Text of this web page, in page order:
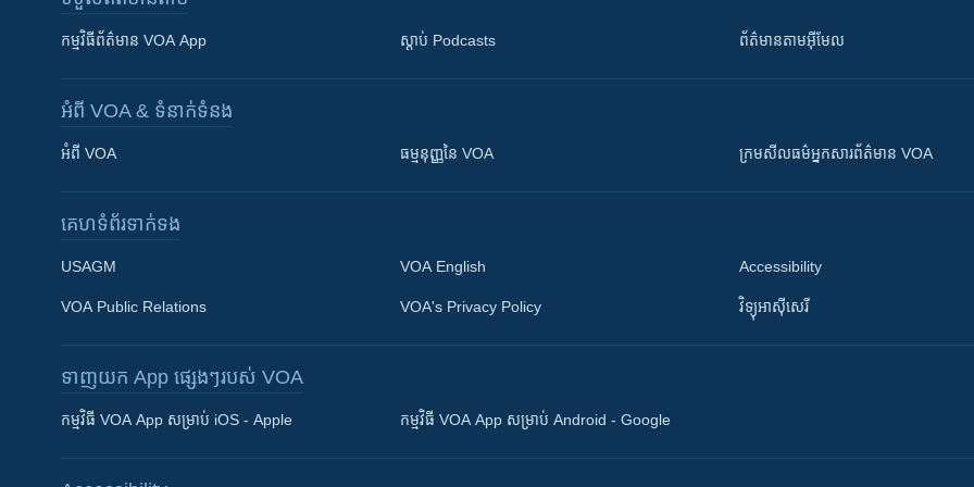
Khmer English
កម្មវិធី​ព័ត៌មាន VOA App ស្តាប់ Podcasts ព័ត៌មាន​តាម​អ៊ីមែល
អំពី​ VOA & ទំនាក់ទំនង
អំពី​ VOA ធម្មនុញ្ញ​នៃ VOA ក្រម​​​សីលធម៌​​​អ្នក​​​សារព័ត៌មាន VOA
គេហទំព័រ​​ទាក់ទង
USAGM
VOA Public Relations
VOA English
VOA's Privacy Policy
Accessibility
វិទ្យុ​អាស៊ី​សេរី
ទាញយក​ App ផ្សេងៗ​របស់​ VOA
កម្មវិធី​ VOA App សម្រាប់ iOS - Apple កម្មវិធី​ VOA App សម្រាប់ Android - Google